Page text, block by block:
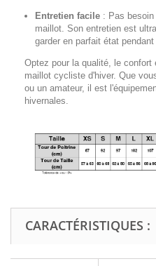
Entretien facile : Pas
maillot. Son entretien est
garder en parfait état
Optez pour la qualité, le
maillot cycliste d'hiver. Que
ou un amateur, il est
hivernales.
CARACTÉRISTIQUES :